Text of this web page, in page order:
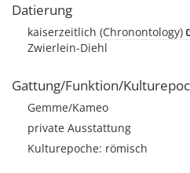
Datierung
kaiserzeitlich (Chronontology)
Zwierlein-Diehl
Gattung/Funktion/
Gemme/Kameo
private Ausstattung
Kulturepoche: römisch